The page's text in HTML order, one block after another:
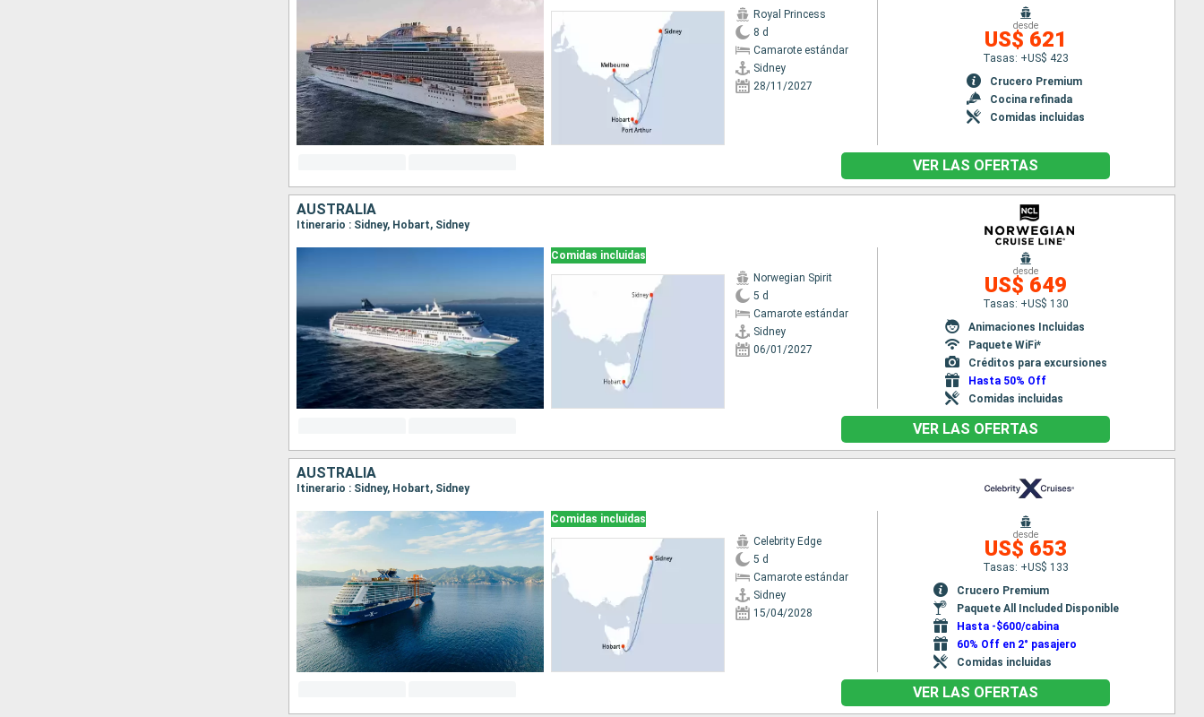
Royal Princess
8 d
Camarote estándar
Sidney
28/11/2027
desde
US$ 621
Tasas: +US$ 423
Crucero Premium
Cocina refinada
Comidas incluidas
VER LAS OFERTAS
AUSTRALIA
Itinerario : Sidney, Hobart, Sidney
Comidas incluidas
Norwegian Spirit
5 d
Camarote estándar
Sidney
06/01/2027
desde
US$ 649
Tasas: +US$ 130
Animaciones Incluidas
Paquete WiFi*
Créditos para excursiones
Hasta 50% Off
Comidas incluidas
VER LAS OFERTAS
AUSTRALIA
Itinerario : Sidney, Hobart, Sidney
Comidas incluidas
Celebrity Edge
5 d
Camarote estándar
Sidney
15/04/2028
desde
US$ 653
Tasas: +US$ 133
Crucero Premium
Paquete All Included Disponible
Hasta -$600/cabina
60% Off en 2° pasajero
Comidas incluidas
VER LAS OFERTAS